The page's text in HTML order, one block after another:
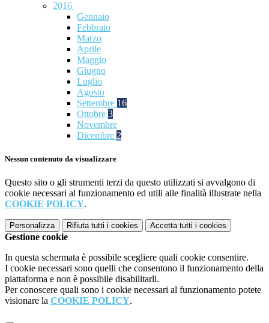
2016
Gennaio
Febbraio
Marzo
Aprile
Maggio
Giugno
Luglio
Agosto
Settembre 16
Ottobre 3
Novembre
Dicembre 2
Nessun contenuto da visualizzare
Questo sito o gli strumenti terzi da questo utilizzati si avvalgono di
cookie necessari al funzionamento ed utili alle finalità illustrate nella
COOKIE POLICY.
Personalizza Rifiuta tutti i cookies Accetta tutti i cookies
Gestione cookie
In questa schermata è possibile scegliere quali cookie consentire.
I cookie necessari sono quelli che consentono il funzionamento della
piattaforma e non è possibile disabilitarli.
Per conoscere quali sono i cookie necessari al funzionamento potete
visionare la COOKIE POLICY.